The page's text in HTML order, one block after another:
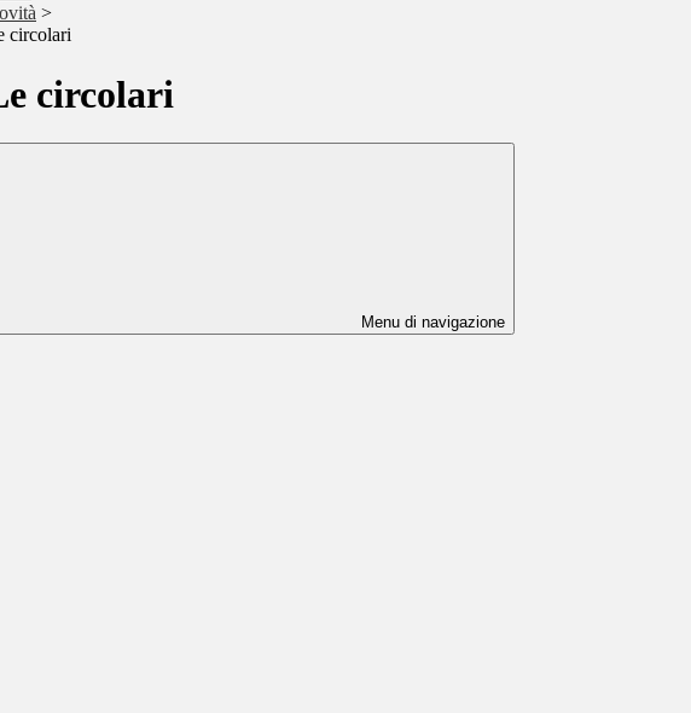
>
circolari
circolari
Menu di navigazione